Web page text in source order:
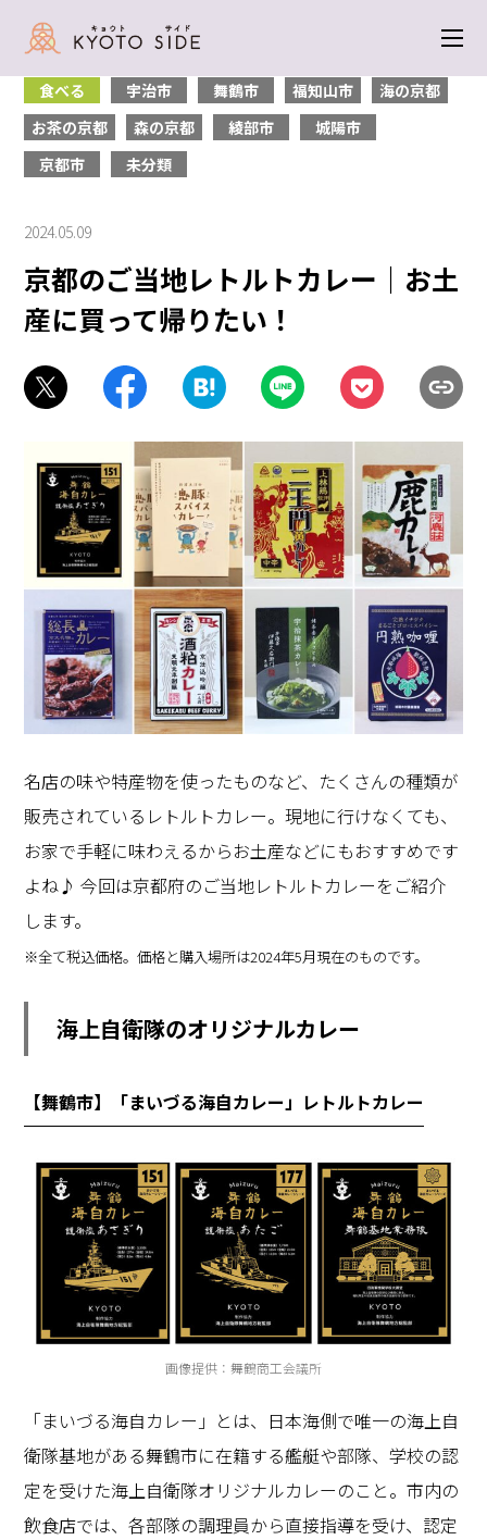
い！
食べる 宇治市 舞鶴市 福知山市
海の京都
お茶の京都
森の京都 綾部市
城陽市
京都市
未分類
2024.05.09
京都のご当地レトルトカレー｜お土
産に買って帰りたい！
名店の味や特産物を使ったものなど、たくさんの種類が
販売されているレトルトカレー。現地に行けなくても、
お家で手軽に味わえるからお土産などにもおすすめです
よね♪ 今回は京都府のご当地レトルトカレーをご紹介
します。
※全て税込価格。価格と購入場所は2024年5月現在のものです。
海上自衛隊のオリジナルカレー
【舞鶴市】「まいづる海自カレー」レトルトカレー
画像提供：舞鶴商工会議所
「まいづる海自カレー」とは、日本海側で唯一の海上自
衛隊基地がある舞鶴市に在籍する艦艇や部隊、学校の認
定を受けた海上自衛隊オリジナルカレーのこと。市内の
飲食店では、各部隊の調理員から直接指導を受け、認定